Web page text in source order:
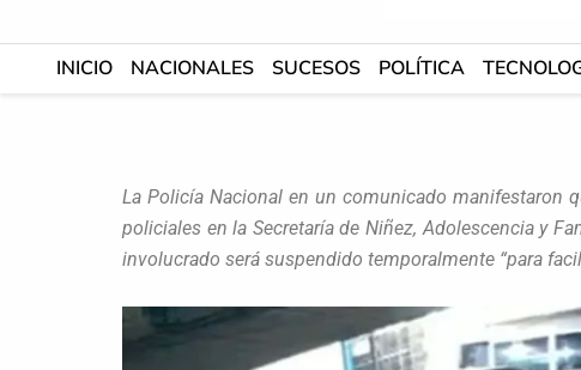
INICIO NACIONALES SUCESOS POLÍTICA
La Policía Nacional en un comunicado manifestaron
policiales en la Secretaría de Niñez, Adolescencia y
involucrado será suspendido temporalmente “para